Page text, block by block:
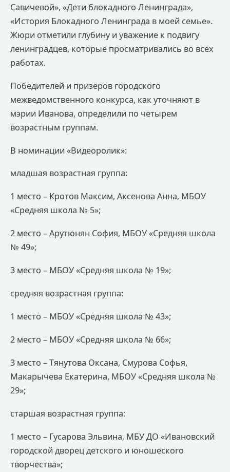
Савичевой», «Дети блокадного Ленинграда»,
«История Блокадного Ленинграда в моей семье».
Жюри отметили глубину и уважение к подвигу
ленинградцев, которые просматривались во всех
работах.
Победителей и призёров городского
межведомственного конкурса, как уточняют в
мэрии Иванова, определили по четырем
возрастным группам.
В номинации «Видеоролик»:
младшая возрастная группа:
1 место – Кротов Максим, Аксенова Анна, МБОУ
«Средняя школа № 5»;
2 место – Арутюнян София, МБОУ «Средняя школа
№ 49»;
3 место – МБОУ «Средняя школа № 19»;
средняя возрастная группа:
1 место – МБОУ «Средняя школа № 43»;
2 место – МБОУ «Средняя школа № 66»;
3 место – Тянутова Оксана, Смурова Софья,
Макарычева Екатерина, МБОУ «Средняя школа №
29»;
старшая возрастная группа:
1 место – Гусарова Эльвина, МБУ ДО «Ивановский
городской дворец детского и юношеского
творчества»;